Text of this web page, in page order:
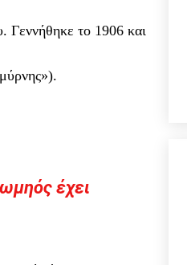
Γεννήθηκε το 1906 και
έχει